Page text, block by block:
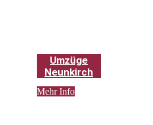
Umzüge
Neunkirch
Mehr Info